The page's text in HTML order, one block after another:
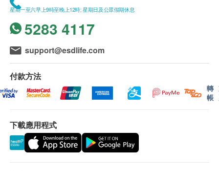
星期一至六早上9時至晚上12時; 星期日及公眾假期休息
5283 4117
support@esdlife.com
付款方法
轉
帳
下載應用程式